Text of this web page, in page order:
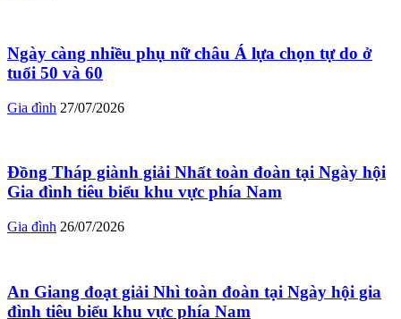
Ngày càng nhiều phụ nữ châu Á lựa chọn tự do ở
tuổi 50 và 60
Gia đình 27/07/2026
Đồng Tháp giành giải Nhất toàn đoàn tại Ngày hội
Gia đình tiêu biểu khu vực phía Nam
Gia đình 26/07/2026
An Giang đoạt giải Nhì toàn đoàn tại Ngày hội gia
đình tiêu biểu khu vực phía Nam